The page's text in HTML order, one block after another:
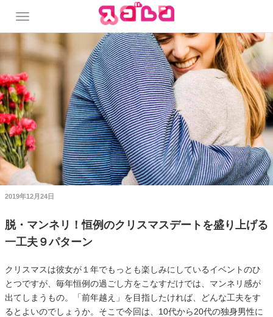
2019年12月24日
脱・マンネリ！恒例のクリスマスデートを盛り上げる
一工夫９パターン
クリスマスは彼女が１年でもっとも楽しみにしているイベントのひ
とつですが、毎年恒例の過ごし方をこなすだけでは、マンネリ感が
出てしまうもの。「前年越え」を目指したければ、どんな工夫をす
るとよいのでしょうか。そこで今回は、10代から20代の独身男性に